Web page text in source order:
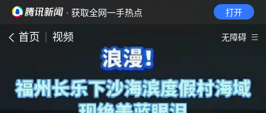
· 获取全网一手热点 打开
首页 视频 无障碍